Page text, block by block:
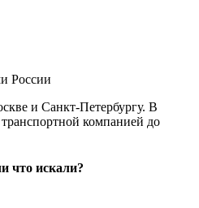
России
и Санкт-Петербургу. В
компанией до
что искали?